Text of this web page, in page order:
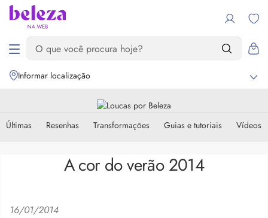
Informar localização
Últimas Resenhas Transformações Guias e tutoriais Vídeos
A cor do verão 2014
16/01/2014